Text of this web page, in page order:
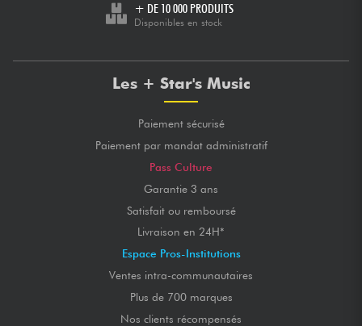
+ DE 10 000 PRODUITS
Disponibles en stock
Les + Star's Music
Paiement sécurisé
Paiement par mandat administratif
Pass Culture
Garantie 3 ans
Satisfait ou remboursé
Livraison en 24H*
Espace Pros-Institutions
Ventes intra-communautaires
Plus de 700 marques
Nos clients récompensés